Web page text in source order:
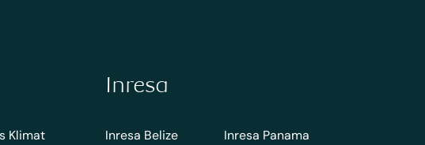
Klimat
Inresa
Inresa Belize Inresa Panama